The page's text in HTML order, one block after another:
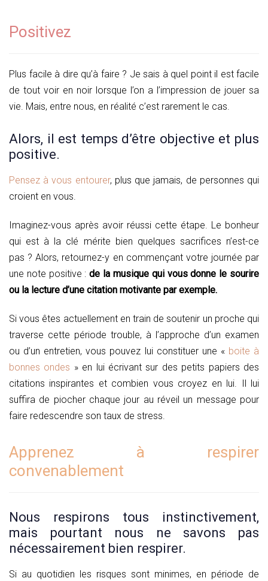
Positivez
Plus facile à dire qu’à faire ? Je sais à quel point il est facile
de tout voir en noir lorsque l’on a l’impression de jouer sa
vie. Mais, entre nous, en réalité c’est rarement le cas.
Alors, il est temps d’être objective et plus
positive.
Pensez à vous entourer, plus que jamais, de personnes qui
croient en vous.
Imaginez-vous après avoir réussi cette étape. Le bonheur
qui est à la clé mérite bien quelques sacrifices n’est-ce
pas ? Alors, retournez-y en commençant votre journée par
une note positive :de la musique qui vous donne le sourire
ou la lecture d’une citation motivante par exemple.
Si vous êtes actuellement en train de soutenir un proche qui
traverse cette période trouble, à l’approche d’un examen
ou d’un entretien, vous pouvez lui constituer une «boite à
bonnes ondes » en lui écrivant sur des petits papiers des
citations inspirantes et combien vous croyez en lui. Il lui
suffira de piocher chaque jour au réveil un message pour
faire redescendre son taux de stress.
Apprenez à respirer
convenablement
Nous respirons tous instinctivement,
mais pourtant nous ne savons pas
nécessairement bien respirer.
Si au quotidien les risques sont minimes, en période de